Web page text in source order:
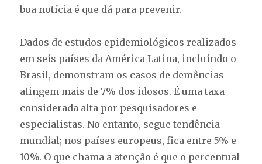
boa notícia é que dá para prevenir.
Dados de estudos epidemiológicos realizados
em seis países da América Latina, incluindo o
Brasil, demonstram os casos de demências
atingem mais de 7% dos idosos. É uma taxa
considerada alta por pesquisadores e
especialistas. No entanto, segue tendência
mundial; nos países europeus, fica entre 5% e
10%. O que chama a atenção é que o percentual